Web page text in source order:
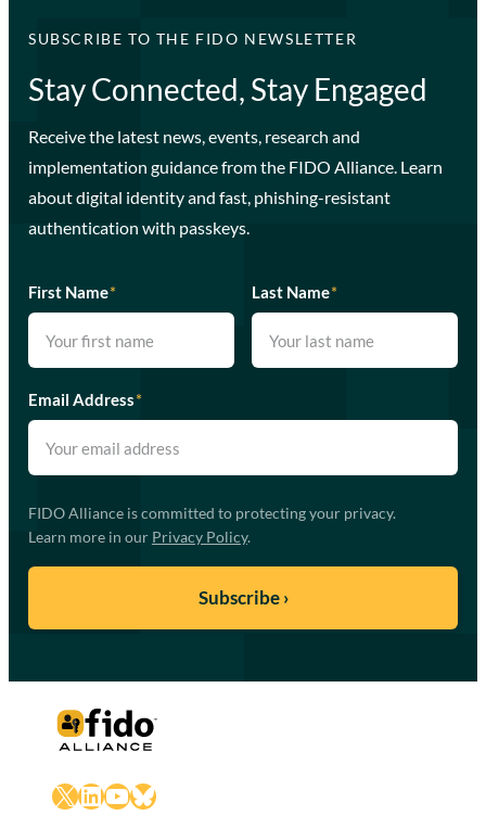
SUBSCRIBE TO THE FIDO NEWSLETTER
Stay Connected, Stay Engaged
Receive the latest news, events, research and
implementation guidance from the FIDO Alliance. Learn
about digital identity and fast, phishing-resistant
authentication with passkeys.
First Name* Last Name*
Email Address*
FIDO Alliance is committed to protecting your privacy.
Learn more in our Privacy Policy.
X LinkedIn
YouTube
Bluesky